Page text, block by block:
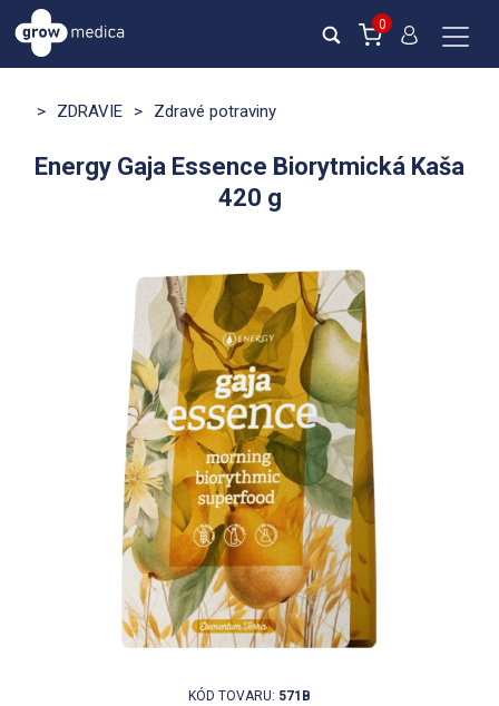
0
> ZDRAVIE > Zdravé potraviny
Energy Gaja Essence Biorytmická Kaša
420 g
KÓD TOVARU: 571B